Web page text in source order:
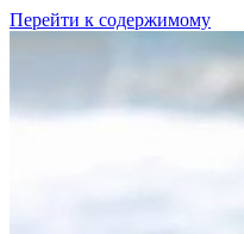
Перейти к содержимому